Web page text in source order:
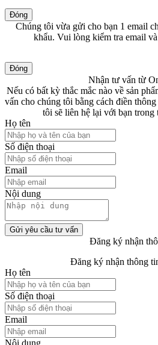
Đóng
Chúng tôi vừa gửi cho bạn 1 email
khẩu. Vui lòng kiểm tra email
Đóng
Nhận tư vấn từ
Nếu có bất kỳ thắc mắc nào về sản
vấn cho chúng tôi bằng cách điền
tôi sẽ liên hệ lại với bạn trong
Họ tên
Số điện thoại
Email
Nội dung
Gửi yêu cầu tư vấn
Đăng ký nhận
Đăng ký nhận thông
Họ tên
Số điện thoại
Email
Nội dung